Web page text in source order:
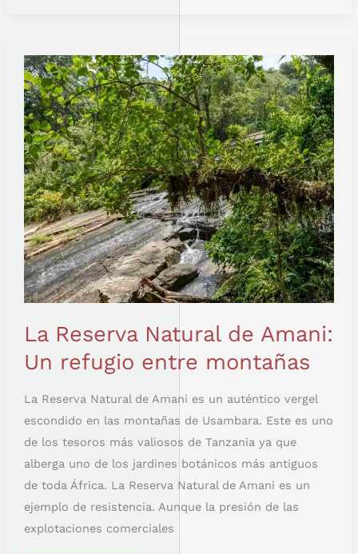
La Reserva Natural de Amani:
Un refugio entre montañas
La Reserva Natural de Amani es un auténtico vergel
escondido en las montañas de Usambara. Este es uno
de los tesoros más valiosos de Tanzania ya que
alberga uno de los jardines botánicos más antiguos
de toda África. La Reserva Natural de Amani es un
ejemplo de resistencia. Aunque la presión de las
explotaciones comerciales
LA
RESERVA
NATURAL
DE
AMANI:
UN
REFUGIO
ENTRE
MONTAÑAS